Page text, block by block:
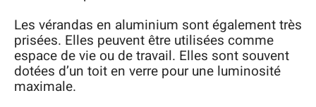
Les vérandas en aluminium sont également très
prisées. Elles peuvent être utilisées comme
espace de vie ou de travail. Elles sont souvent
dotées d’un toit en verre pour une luminosité
maximale.